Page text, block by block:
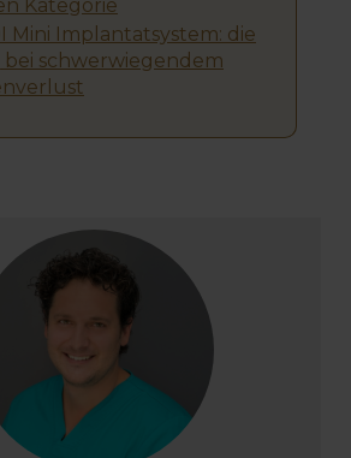
Kategorie
Mini Implantatsystem: die
bei schwerwiegendem